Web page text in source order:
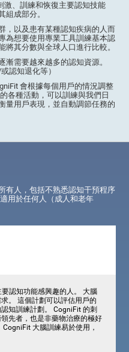
激、訓練和恢復主要認知技能
組成部分。
，以及患有某種認知疾病的人而
為想要使用專業工具訓練基本認
其分數與全球人口進行比較。
需要越來越多的認知資源。
認知退化等）
會根據每個用戶的情況調整
各種活動，可以訓練與我們日
量用戶表現，並自動調節任務的
有人，包括不熟悉認知干預程序
用於任何人（成人和老年
認知功能感興趣的人。 大腦
。 這個計劃可以評估用戶的
知訓練計劃。 CogniFit 的刺
先者，也是非藥物治療的極好
大腦訓練易於使用，